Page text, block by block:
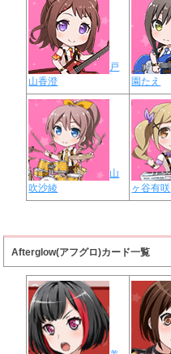
戸
山香澄
園たえ
山
吹沙綾
ヶ谷有咲
Afterglow(アフグロ)カード一覧